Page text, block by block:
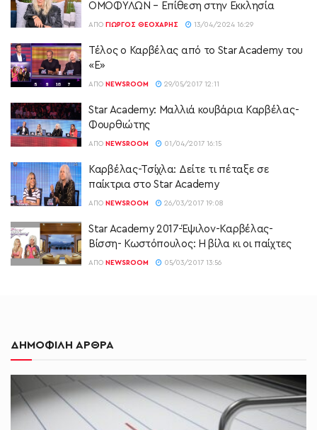
ΟΜΟΦΥΛΩΝ – Επίθεση στην Εκκλησία
ΑΠΌ ΓΙΏΡΓΟΣ ΘΕΟΧΆΡΗΣ 13/04/2024 16:29
Τέλος ο Καρβέλας από το Star Academy του
«Ε»
ΑΠΌ NEWSROOM 29/05/2017 12:11
Star Academy: Μαλλιά κουβάρια Καρβέλας-
Φουρθιώτης
ΑΠΌ NEWSROOM 01/04/2017 16:15
Καρβέλας-Τσίχλα: Δείτε τι πέταξε σε
παίκτρια στο Star Academy
ΑΠΌ NEWSROOM 26/03/2017 19:08
Star Academy 2017-Έψιλον-Καρβέλας-
Βίσση- Κωστόπουλος: Η βίλα κι οι παίχτες
ΑΠΌ NEWSROOM 05/03/2017 13:56
ΔΗΜΟΦΙΛΗ ΑΡΘΡΑ